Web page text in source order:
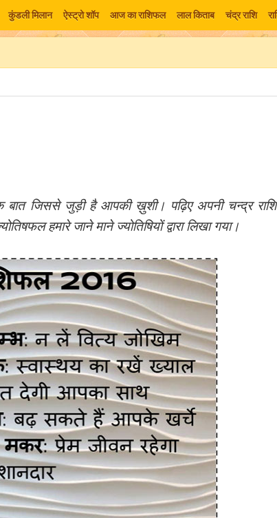
कुंडली मिलान ऐस्ट्रो शॉप आज का राशिफल लाल किताब चंद्र राशि
बात जिससे जुड़ी है आपकी ख़ुशी। पढ़िए अपनी चन्द्र
हमारे जाने माने ज्योतिषियों द्वारा लिखा गया।